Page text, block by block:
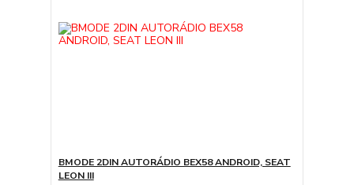
BMODE 2DIN AUTORÁDIO BEX58 ANDROID, SEAT
LEON III